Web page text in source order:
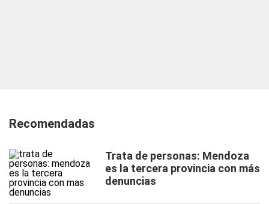
Recomendadas
Trata de personas: Mendoza
es la tercera provincia con más
denuncias